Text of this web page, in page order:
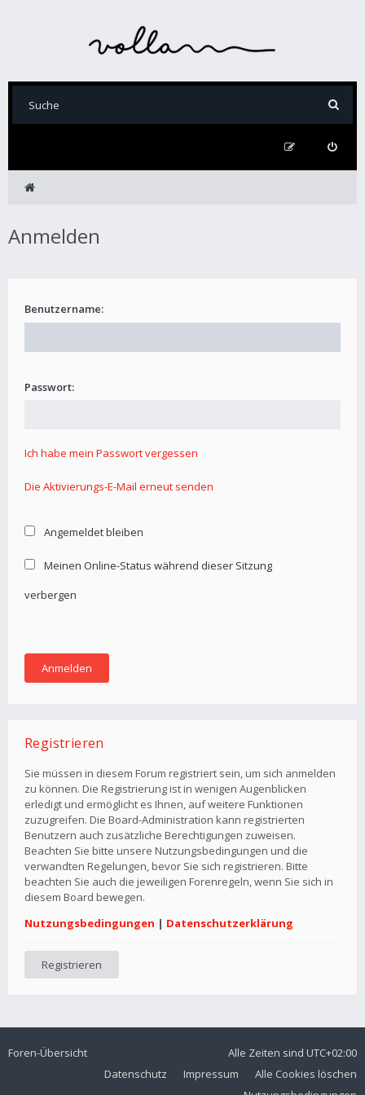
Anmelden
Benutzername:
Passwort:
Ich habe mein Passwort vergessen
Die Aktivierungs-E-Mail erneut senden
Angemeldet bleiben
Meinen Online-Status während dieser Sitzung
verbergen
Registrieren
Sie müssen in diesem Forum registriert sein, um sich anmelden
zu können. Die Registrierung ist in wenigen Augenblicken
erledigt und ermöglicht es Ihnen, auf weitere Funktionen
zuzugreifen. Die Board-Administration kann registrierten
Benutzern auch zusätzliche Berechtigungen zuweisen.
Beachten Sie bitte unsere Nutzungsbedingungen und die
verwandten Regelungen, bevor Sie sich registrieren. Bitte
beachten Sie auch die jeweiligen Forenregeln, wenn Sie sich in
diesem Board bewegen.
Nutzungsbedingungen | Datenschutzerklärung
Registrieren
Foren-Übersicht Alle Zeiten sind UTC+02:00
Alle Cookies löschen
Impressum
Datenschutz